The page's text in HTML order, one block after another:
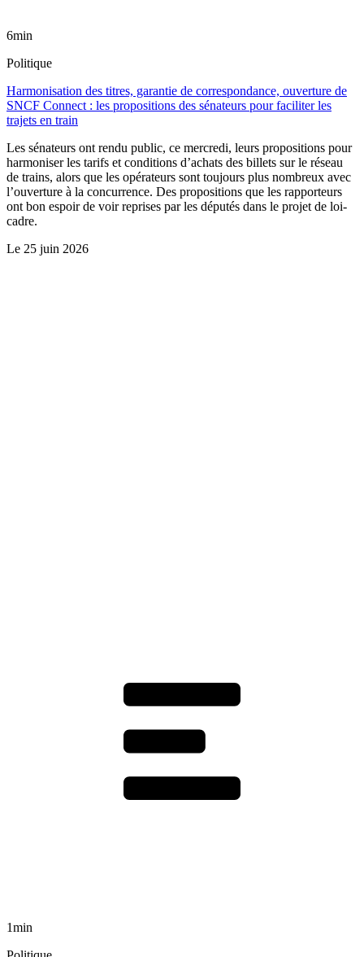
6min
Politique
Harmonisation des titres, garantie de correspondance, ouverture de
SNCF Connect : les propositions des sénateurs pour faciliter les
trajets en train
Les sénateurs ont rendu public, ce mercredi, leurs propositions pour
harmoniser les tarifs et conditions d’achats des billets sur le réseau
de trains, alors que les opérateurs sont toujours plus nombreux avec
l’ouverture à la concurrence. Des propositions que les rapporteurs
ont bon espoir de voir reprises par les députés dans le projet de loi-
cadre.
Le 25 juin 2026
1min